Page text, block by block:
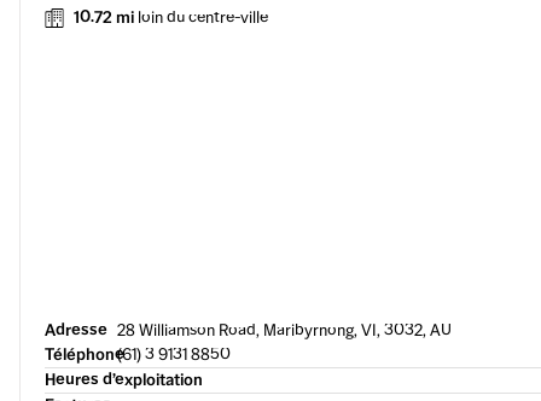
10.72 mi loin du centre-ville
Adresse 28 Williamson Road, Maribyrnong, VI, 3032, AU
Téléphone(61) 3 9131 8850
Heures d’exploitation